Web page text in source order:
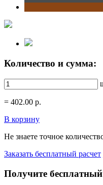
Количество и сумма:
= 402.00 р.
В корзину
Не знаете точное
Заказать бесплатный расчет
Получите бесплатный